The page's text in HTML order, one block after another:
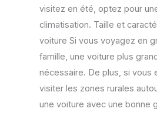
visitez en été, optez pour
climatisation. Taille et
voiture Si vous voyagez en
famille, une voiture plus
nécessaire. De plus, si vous
visiter les zones rurales
une voiture avec une bonne